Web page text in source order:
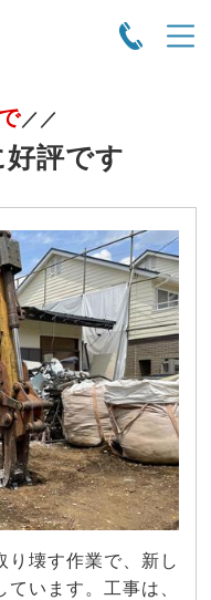
／／
評です
り壊す作業で、新し
います。工事は、